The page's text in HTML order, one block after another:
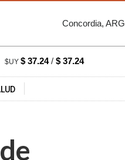
Concordia, ARG
$UY $ 37.24/ $ 37.24